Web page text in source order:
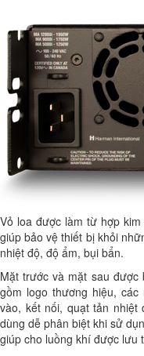
Vỏ loa được làm từ hợp
giúp bảo vệ thiết bị khỏi
nhiệt độ, độ ẩm, bụi bẩn.
Mặt trước và mặt sau
gồm logo thương hiệu,
vào, kết nối, quạt tản
dùng dễ phân biệt khi sử
giúp cho luồng khí được lưu